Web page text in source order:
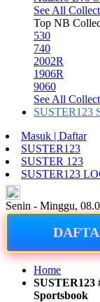
See All
Top NB
530
740
2002R
1906R
9060
See All
SUSTER123
Masuk | Daftar
SUSTER123
SUSTER 123
SUSTER123
Senin - Minggu,
Home
SUSTER123
Sportsbook